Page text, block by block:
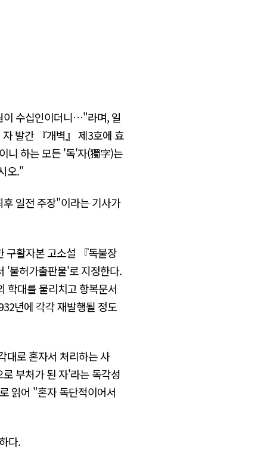
이 수십인이더니…"라며, 일
발간 『개벽』 제3호에 효
니 하는 모든 '독'자(獨字)는
오."
일전 주장"이라는 기사가
구활자본 고소설 『독불장
'불허가출판물'로 지정한다.
학대를 물리치고 항복문서
년에 각각 재발행될 정도
대로 혼자서 처리하는 사
부처가 된 자'라는 독각성
읽어 "혼자 독단적이어서
다.